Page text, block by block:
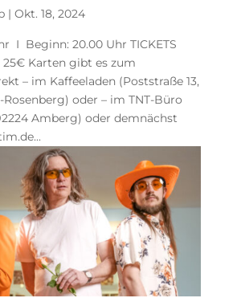
| Okt. 18, 2024
I Beginn: 20.00 Uhr TICKETS
Karten gibt es zum
– im Kaffeeladen (Poststraße 13,
Rosenberg) oder – im TNT-Büro
Amberg) oder demnächst